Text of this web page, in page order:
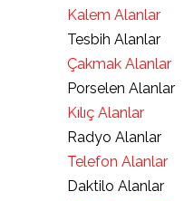
Kalem Alanlar
Tesbih Alanlar
Çakmak Alanlar
Porselen Alanlar
Kılıç Alanlar
Radyo Alanlar
Telefon Alanlar
Daktilo Alanlar